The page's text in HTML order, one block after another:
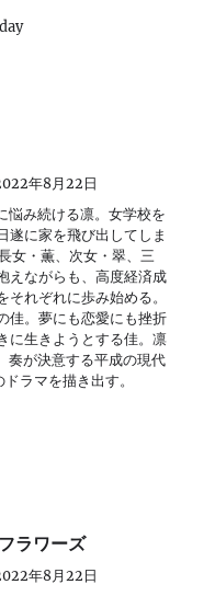
年8月22日
悩み続ける凛。女学校を
遂に家を飛び出してしま
女・薫、次女・翠、三
えながらも、高度経済成
れぞれに歩み始める。
佳。夢にも恋愛にも挫折
に生きようとする佳。凛
奏が決意する平成の現代
ラマを描き出す。
ラワーズ
年8月22日